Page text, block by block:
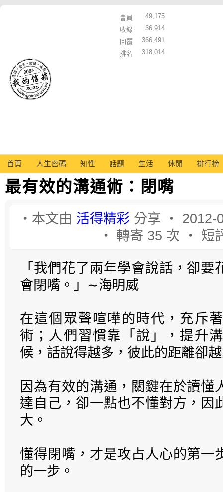
會員
49,175
收錄
36,914
回覆
366,491
排名
318,014
首頁 人生密碼 知性 話題 生活 休閒 排行榜
最有效的溝通術：閉嘴
‧本文由 活得精彩 分享 ‧ 2012-
‧ 轉寄 35 次 ‧ 短
「我們花了兩年學會說話，卻
會閉嘴。」∼海明威
在這個眾聲喧嘩的時代，充斥
術；人們習慣靠「說」，提升
候，話說得越多，彼此的距離卻
因為有效的溝通，關鍵在於讀懂
達自己，卻一點也不懂對方，因
大。
懂得閉嘴，才是攻占人心的第一
的一步。